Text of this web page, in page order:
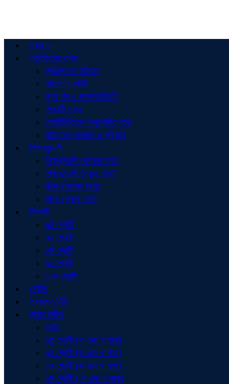
প্রচ্ছদ
প্রতিষ্ঠানের তথ্য
প্রতিষ্ঠানের ইতিহাস
পরিচালনা কমিটি
শূণ্য পদ ও জনবল বিবরণী
শিক্ষার্থী তথ্য
শ্রেণিভিত্তিক অনুমোদিত শাখা
পাঠদানের অনুমতি ও স্বীকৃতি
শিক্ষকমন্ডলী
শিক্ষকমন্ডলী (কলেজ শাখা)
শিক্ষকমন্ডলী (স্কুল শাখা)
স্টাফ (কলেজ শাখা)
স্টাফ (স্কুল শাখা)
শিক্ষার্থী
৬ষ্ঠ শ্রেণী
৭ম শ্রেণী
৮ম শ্রেণী
৯ম শ্রেণী
১০ম শ্রেণী
নোটিশ
প্রজ্ঞাপন/চিঠি
ক্লাশ রুটিন
রুটিন
৬ষ্ঠ শ্রেণী (ক এবং খ শাখা)
৭ম শ্রেণী (ক এবং খ শাখা)
৮ম শ্রেণী (ক এবং খ শাখা)
৯ম শ্রেণী ( ক এবং খ শাখা)